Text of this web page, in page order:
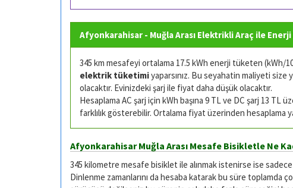
Afyonkarahisar - Muğla Arası Elektrikli Araç ile
345 km mesafeyi ortalama 17.5 kWh enerji tüketen (kWh/
elektrik tüketimiyaparsınız. Bu seyahatin maliyeti size
olacaktır. Evinizdeki şarj ile fiyat daha düşük olacaktır.
Hesaplama AC şarj için kWh başına 9 TL ve DC şarj 13 TL
farklılık gösterebilir. Ortalama fiyat üzerinden hesaplama
Afyonkarahisar Muğla Arası Mesafe Bisikletle Ne
345 kilometre mesafe bisiklet ile alınmak istenirse ise
Dinlenme zamanlarını da hesaba katarak bu süre toplamda